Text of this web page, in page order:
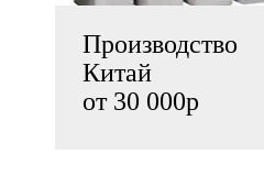
Производство
Китай
от 30 000р